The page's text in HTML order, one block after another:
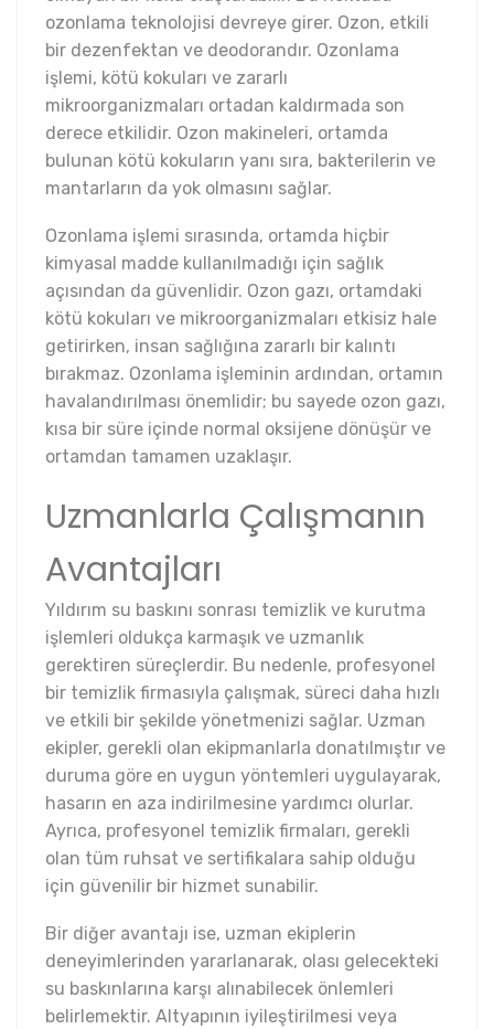
ozonlama teknolojisi devreye girer. Ozon, etkili
bir dezenfektan ve deodorandır. Ozonlama
işlemi, kötü kokuları ve zararlı
mikroorganizmaları ortadan kaldırmada son
derece etkilidir. Ozon makineleri, ortamda
bulunan kötü kokuların yanı sıra, bakterilerin ve
mantarların da yok olmasını sağlar.
Ozonlama işlemi sırasında, ortamda hiçbir
kimyasal madde kullanılmadığı için sağlık
açısından da güvenlidir. Ozon gazı, ortamdaki
kötü kokuları ve mikroorganizmaları etkisiz hale
getirirken, insan sağlığına zararlı bir kalıntı
bırakmaz. Ozonlama işleminin ardından, ortamın
havalandırılması önemlidir; bu sayede ozon gazı,
kısa bir süre içinde normal oksijene dönüşür ve
ortamdan tamamen uzaklaşır.
Uzmanlarla Çalışmanın
Avantajları
Yıldırım su baskını sonrası temizlik ve kurutma
işlemleri oldukça karmaşık ve uzmanlık
gerektiren süreçlerdir. Bu nedenle, profesyonel
bir temizlik firmasıyla çalışmak, süreci daha hızlı
ve etkili bir şekilde yönetmenizi sağlar. Uzman
ekipler, gerekli olan ekipmanlarla donatılmıştır ve
duruma göre en uygun yöntemleri uygulayarak,
hasarın en aza indirilmesine yardımcı olurlar.
Ayrıca, profesyonel temizlik firmaları, gerekli
olan tüm ruhsat ve sertifikalara sahip olduğu
için güvenilir bir hizmet sunabilir.
Bir diğer avantajı ise, uzman ekiplerin
deneyimlerinden yararlanarak, olası gelecekteki
su baskınlarına karşı alınabilecek önlemleri
belirlemektir. Altyapının iyileştirilmesi veya